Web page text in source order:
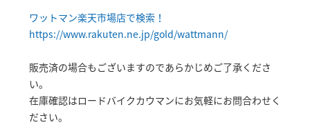
ワットマン楽天市場店で検索！
https://www.rakuten.ne.jp/gold/wattmann/
販売済の場合もございますのであらかじめご了承くださ
い。
在庫確認はロードバイクカウマンにお気軽にお問合わせく
ださい。